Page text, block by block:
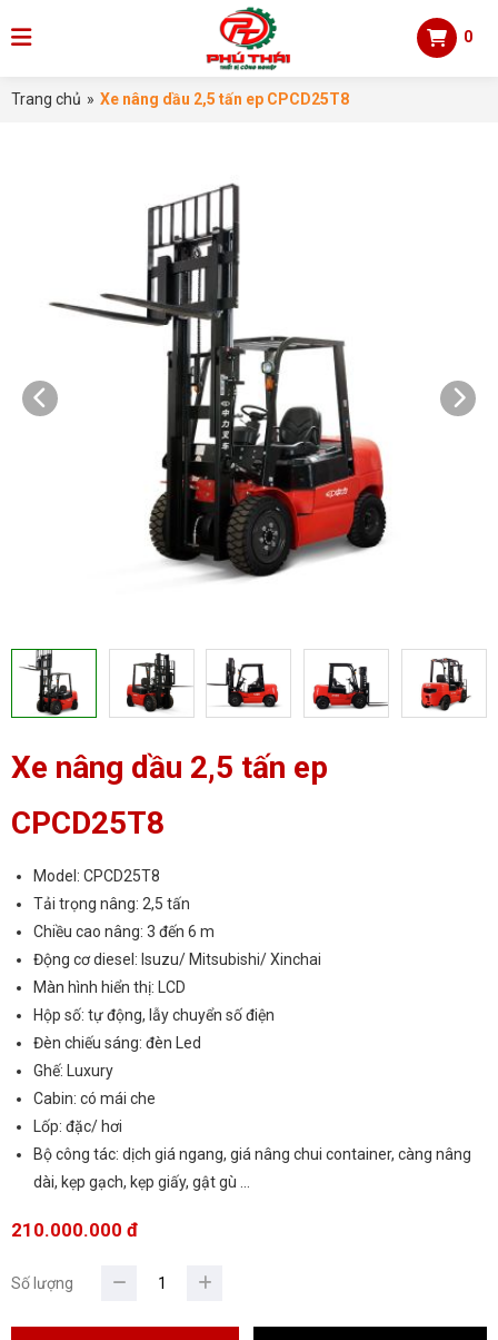
0
Trang chủ » Xe nâng dầu 2,5 tấn ep CPCD25T8
Xe nâng dầu 2,5 tấn ep
CPCD25T8
Model: CPCD25T8
Tải trọng nâng: 2,5 tấn
Chiều cao nâng: 3 đến 6 m
Động cơ diesel: Isuzu/ Mitsubishi/ Xinchai
Màn hình hiển thị: LCD
Hộp số: tự động, lẫy chuyển số điện
Đèn chiếu sáng: đèn Led
Ghế: Luxury
Cabin: có mái che
Lốp: đặc/ hơi
Bộ công tác: dịch giá ngang, giá nâng chui container, càng nâng
dài, kẹp gạch, kẹp giấy, gật gù …
210.000.000 đ
Số lượng